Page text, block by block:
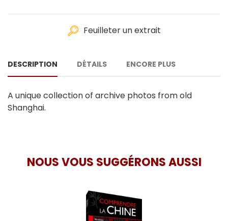
Feuilleter un extrait
DESCRIPTION DÉTAILS ENCORE PLUS
A unique collection of archive photos from old
Shanghai.
NOUS VOUS SUGGÉRONS AUSSI